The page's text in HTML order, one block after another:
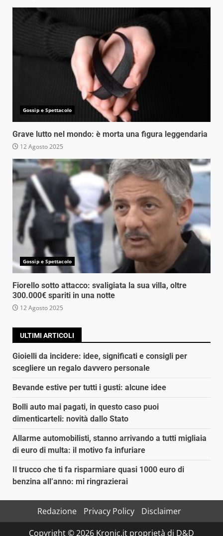
Gossip e Spettacolo
Grave lutto nel mondo: è morta una figura leggendaria
12 Agosto 2025
Gossip e Spettacolo
Fiorello sotto attacco: svaligiata la sua villa, oltre
300.000€ spariti in una notte
12 Agosto 2025
ULTIMI ARTICOLI
Gioielli da incidere: idee, significati e consigli per
scegliere un regalo davvero personale
Bevande estive per tutti i gusti: alcune idee
Bolli auto mai pagati, in questo caso puoi
dimenticarteli: novità dallo Stato
Allarme automobilisti, stanno arrivando a tutti migliaia
di euro di multa: il motivo fa infuriare
Il trucco che ti fa risparmiare quasi 1000 euro di
benzina all’anno: mi ringrazierai
Redazione Privacy Policy
Disclaimer
Copyright © 2026 Kronic.it proprietà di D&D